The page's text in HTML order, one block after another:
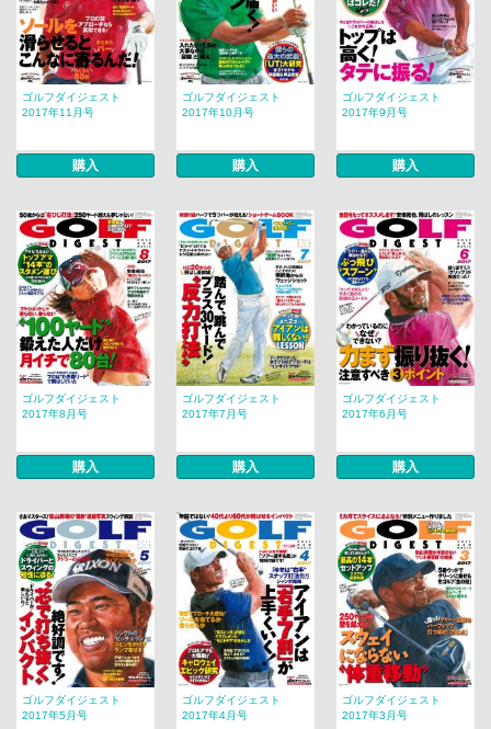
ゴルフダイジェスト
2017年11月号
購入
ゴルフダイジェスト
2017年10月号
購入
ゴルフダイジェスト
2017年9月号
購入
ゴルフダイジェスト
2017年8月号
購入
ゴルフダイジェスト
2017年7月号
購入
ゴルフダイジェスト
2017年6月号
購入
ゴルフダイジェスト
2017年5月号
ゴルフダイジェスト
2017年4月号
ゴルフダイジェスト
2017年3月号